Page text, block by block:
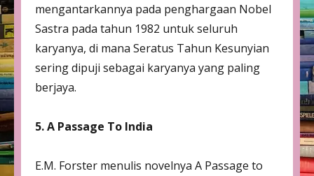
mengantarkannya pada penghargaan Nobel
Sastra pada tahun 1982 untuk seluruh
karyanya, di mana Seratus Tahun Kesunyian
sering dipuji sebagai karyanya yang paling
berjaya.
5. A Passage To India
E.M. Forster menulis novelnya A Passage to